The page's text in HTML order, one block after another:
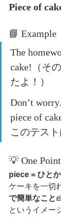
Piece of
📘 Example
The
cake!（そ
たよ！）
Don’t
piece of
このテスト
💡 One
piece = ひと
ケーキを一切
で簡単なこと
というイメー